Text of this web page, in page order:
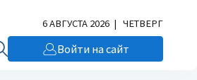
6 АВГУСТА 2026 | ЧЕТВЕРГ
Войти на сайт